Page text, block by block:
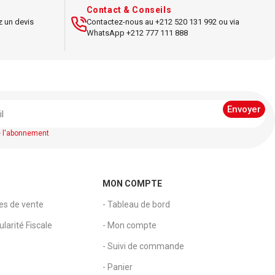
un devis
Contact & Conseils
Contactez-nous au +212 520 131 992 ou via
WhatsApp +212 777 111 888
l'abonnement
de vente
Fiscale
MON COMPTE
- Tableau de bord
- Mon compte
- Suivi de commande
- Panier